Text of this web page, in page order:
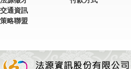
交通資訊
策略聯盟